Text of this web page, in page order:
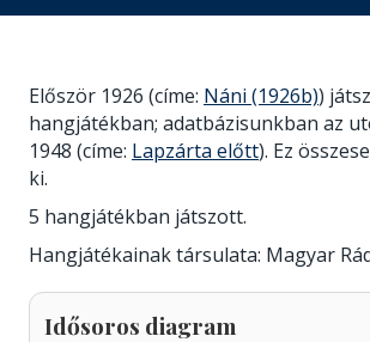
Először 1926 (címe: Náni (1926b))
hangjátékban; adatbázisunkban az
1948 (címe: Lapzárta előtt). Ez
ki.
5 hangjátékban játszott.
Hangjátékainak társulata: Magyar
Idősoros diagram